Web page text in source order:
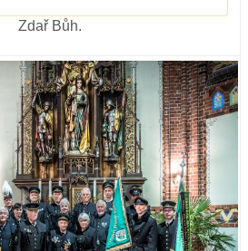
Zdař Bůh.